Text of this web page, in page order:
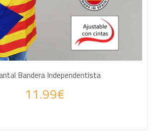
Bandera Independentista
11.99€